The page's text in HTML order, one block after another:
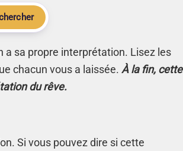
a sa propre interprétation. Lisez les
chacun vous a laissée. À la fin, cette
du rêve.
Si vous pouvez dire si cette